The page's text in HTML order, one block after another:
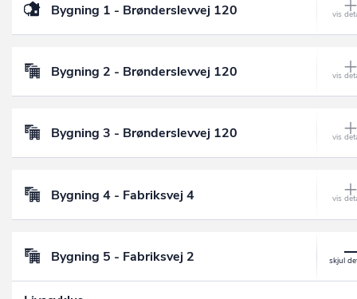
Bygning 1 - Brønderslevvej 120
Bygning 2 - Brønderslevvej 120
Bygning 3 - Brønderslevvej 120
Bygning 4 - Fabriksvej 4
Bygning 5 - Fabriksvej 2